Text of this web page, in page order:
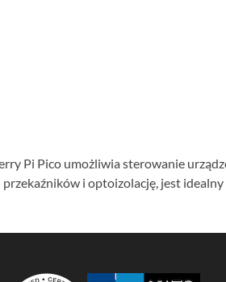
Pi Pico umożliwia sterowanie
i optoizolację, jest